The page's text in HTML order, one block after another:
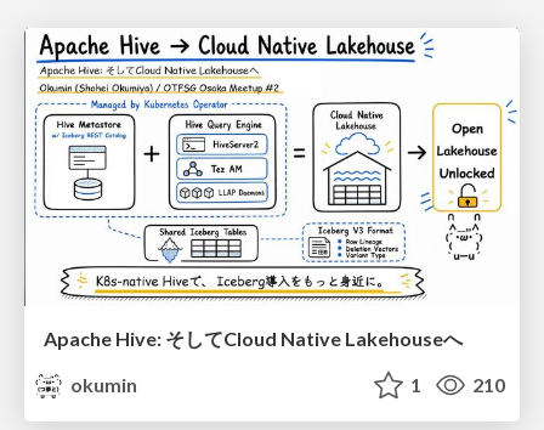
Apache Hive: そしてCloud Native Lakehouseへ
okumin
1 210